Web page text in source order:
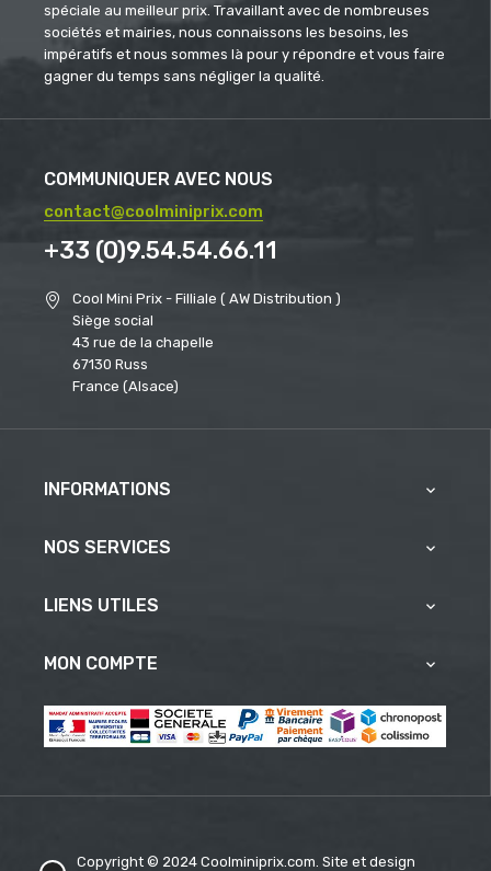
spéciale au meilleur prix. Travaillant avec de nombreuses
sociétés et mairies, nous connaissons les besoins, les
impératifs et nous sommes là pour y répondre et vous faire
gagner du temps sans négliger la qualité.
COMMUNIQUER AVEC NOUS
contact@coolminiprix.com
+33 (0)9.54.54.66.11
Cool Mini Prix - Filliale ( AW Distribution )
Siège social
43 rue de la chapelle
67130 Russ
France (Alsace)
INFORMATIONS 
NOS SERVICES 
LIENS UTILES 
MON COMPTE 
Copyright © 2024 Coolminiprix.com. Site et design